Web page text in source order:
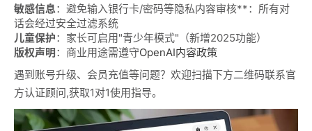
敏感信息：避免输入银行卡/密码等隐私内容审核**：所有对
话会经过安全过滤系统
儿童保护：家长可启用"青少年模式"（新增2025功能）
版权声明：商业用途需遵守OpenAI内容政策
遇到账号升级、会员充值等问题？欢迎扫描下方二维码联系官
方认证顾问,获取1对1使用指导。